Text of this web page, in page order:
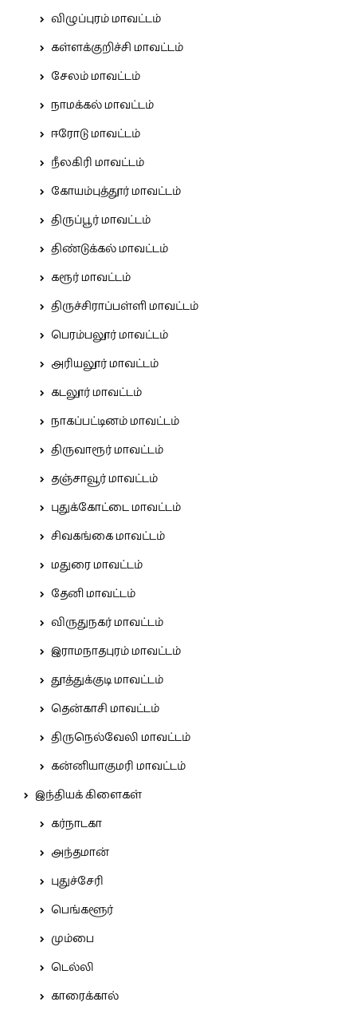
விழுப்புரம் மாவட்டம்
கள்ளக்குறிச்சி மாவட்டம்
சேலம் மாவட்டம்
நாமக்கல் மாவட்டம்
ஈரோடு மாவட்டம்
நீலகிரி மாவட்டம்
கோயம்புத்தூர் மாவட்டம்
திருப்பூர் மாவட்டம்
திண்டுக்கல் மாவட்டம்
கரூர் மாவட்டம்
திருச்சிராப்பள்ளி மாவட்டம்
பெரம்பலூர் மாவட்டம்
அரியலூர் மாவட்டம்
கடலூர் மாவட்டம்
நாகப்பட்டினம் மாவட்டம்
திருவாரூர் மாவட்டம்
தஞ்சாவூர் மாவட்டம்
புதுக்கோட்டை மாவட்டம்
சிவகங்கை மாவட்டம்
மதுரை மாவட்டம்
தேனி மாவட்டம்
விருதுநகர் மாவட்டம்
இராமநாதபுரம் மாவட்டம்
தூத்துக்குடி மாவட்டம்
தென்காசி மாவட்டம்
திருநெல்வேலி மாவட்டம்
கன்னியாகுமரி மாவட்டம்
இந்தியக் கிளைகள்
கர்நாடகா
அந்தமான்
புதுச்சேரி
பெங்களூர்
மும்பை
டெல்லி
காரைக்கால்